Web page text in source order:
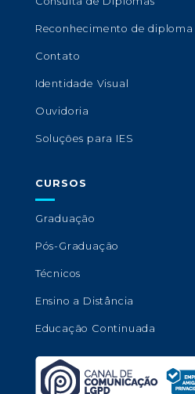
Reconhecimento de diploma
Contato
Identidade Visual
Ouvidoria
Soluções para IES
CURSOS
Graduação
Pós-Graduação
Técnicos
Ensino a Distância
Educação Continuada